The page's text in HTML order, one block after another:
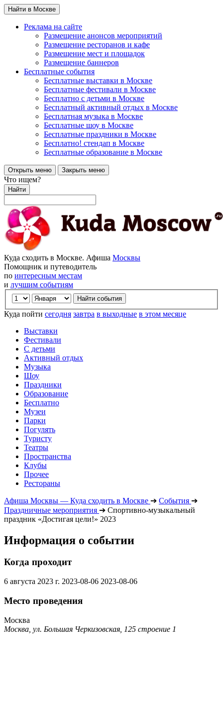
Найти в Москве
Реклама на сайте
Размещение анонсов мероприятий
Размещение ресторанов и кафе
Размещение мест и площадок
Размещение баннеров
Бесплатные события
Бесплатные выставки в Москве
Бесплатные фестивали в Москве
Бесплатно с детьми в Москве
Бесплатный активный отдых в Москве
Бесплатная музыка в Москве
Бесплатные шоу в Москве
Бесплатные праздники в Москве
Бесплатно! стендап в Москве
Бесплатные образование в Москве
Открыть меню Закрыть меню
Что ищем?
Найти
Куда сходить в Москве. Афиша Москвы
Помощник и путеводитель
по интересным местам
и лучшим событиям
Куда пойти сегодня завтра в выходные в этом месяце
Выставки
Фестивали
С детьми
Активный отдых
Музыка
Шоу
Праздники
Образование
Бесплатно
Музеи
Парки
Погулять
Туристу
Театры
Пространства
Клубы
Прочее
Рестораны
Афиша Москвы — Куда сходить в Москве ➔ События ➔
Праздничные мероприятия ➔ Спортивно-музыкальный
праздник «Достигая цели!» 2023
Информация о событии
Когда проходит
6 августа 2023 г. 2023-08-06 2023-08-06
Место проведения
Москва
Москва, ул. Большая Черкизовская, 125 строение 1